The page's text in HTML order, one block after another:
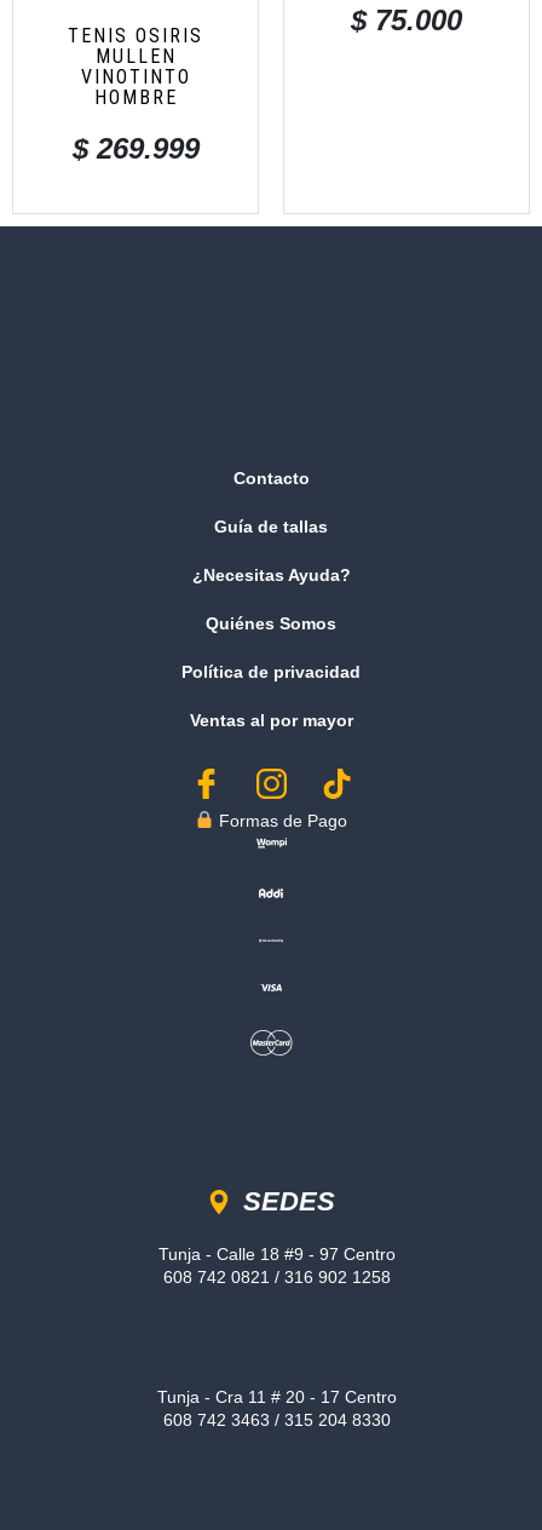
TENIS OSIRIS
MULLEN
VINOTINTO
HOMBRE
$269.999
$75.000
Contacto
Guía de tallas
¿Necesitas Ayuda?
Quiénes Somos
Política de privacidad
Ventas al por mayor
︎ Formas de Pago
SEDES
Tunja - Calle 18 #9 - 97 Centro
608 742 0821 / 316 902 1258
Tunja - Cra 11 # 20 - 17 Centro
608 742 3463 / 315 204 8330